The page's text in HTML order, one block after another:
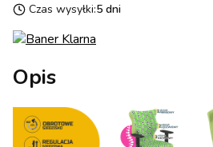
Czas wysyłki:5 dni
Opis